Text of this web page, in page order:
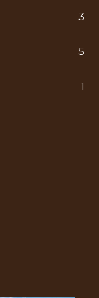
3
5
1